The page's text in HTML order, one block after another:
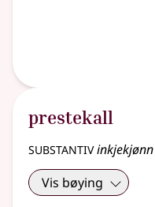
prestekall
substantivinkjekjønn
Vis bøying